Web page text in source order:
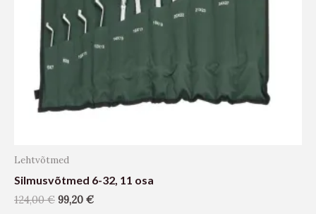
Lehtvõtmed
Silmusvõtmed 6-32, 11 osa
124,00€ 99,20 €